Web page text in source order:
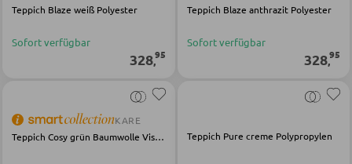
Barstühle und Hocker
TISCHE
Couch- und Beistelltische
Teppich Blaze weiß Polyester
Sofort verfügbar
328,95
Teppich Blaze anthrazit Polyester
Sofort verfügbar
328,95
KARE
Teppich Cosy grün Baumwolle Viskose
Teppich Pure creme Polypropylen